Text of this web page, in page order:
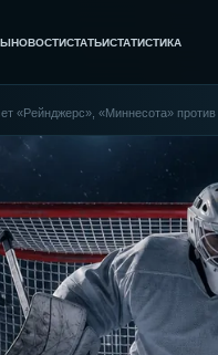
НОВОСТИСТАТЬИСТАТИСТИКА
«Рейнджерс», «Миннесота»